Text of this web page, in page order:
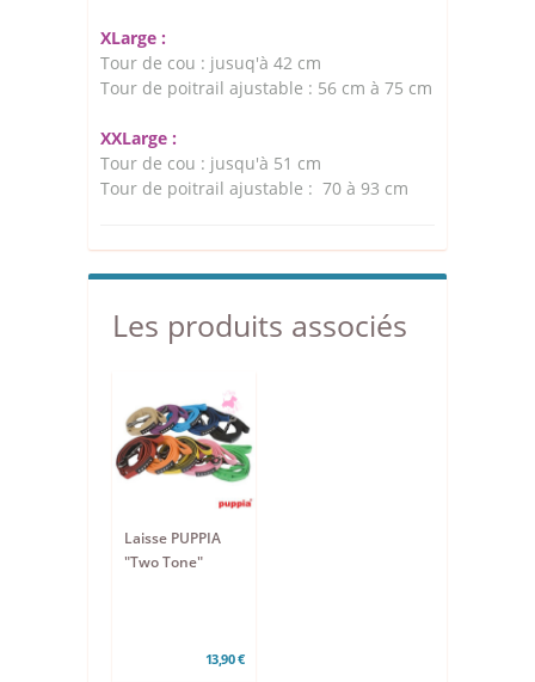
XLarge :
Tour de cou : jusuq'à 42 cm
Tour de poitrail ajustable : 56 cm à 75 cm
XXLarge :
Tour de cou : jusqu'à 51 cm
Tour de poitrail ajustable : 70 à 93 cm
Les produits associés
Laisse PUPPIA
"Two Tone"
13,90 €